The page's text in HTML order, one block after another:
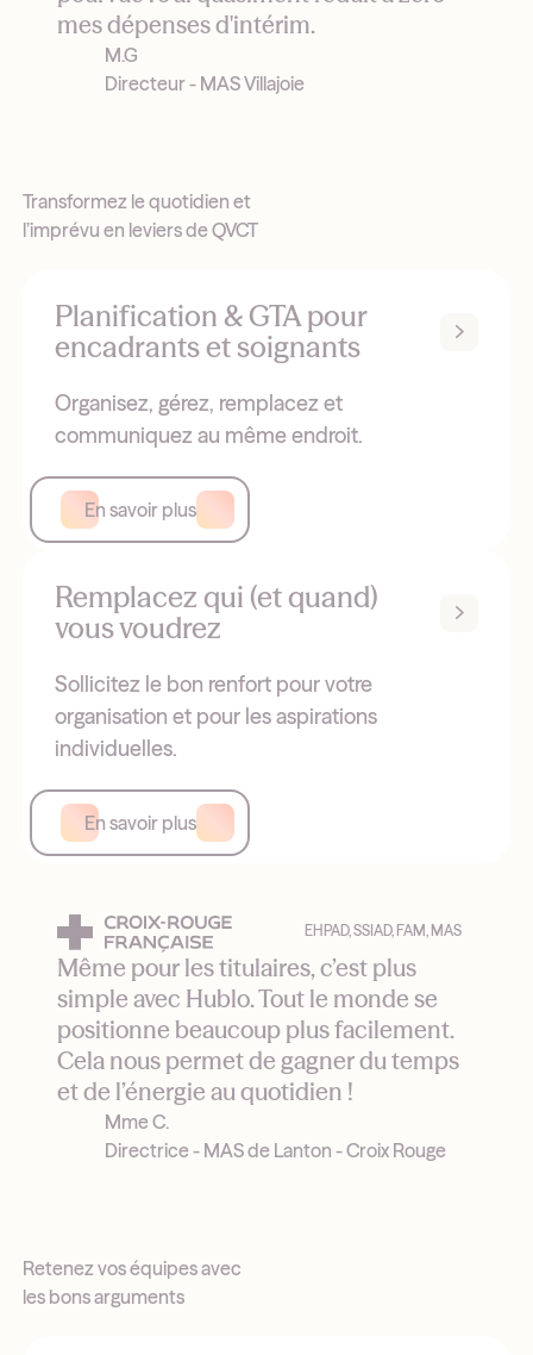
mes dépenses d'intérim.
M.G
Directeur - MAS Villajoie
Transformez le quotidien et
l’imprévu en leviers de QVCT
Planification & GTA pour
encadrants et soignants
Organisez, gérez, remplacez et
communiquez au même endroit.
En savoir plus
Remplacez qui (et quand)
vous voudrez
Sollicitez le bon renfort pour votre
organisation et pour les aspirations
individuelles.
En savoir plus
EHPAD, SSIAD, FAM, MAS
Même pour les titulaires, c’est plus
simple avec Hublo. Tout le monde se
positionne beaucoup plus facilement.
Cela nous permet de gagner du temps
et de l’énergie au quotidien !
Mme C.
Directrice - MAS de Lanton - Croix Rouge
Retenez vos équipes avec
les bons arguments